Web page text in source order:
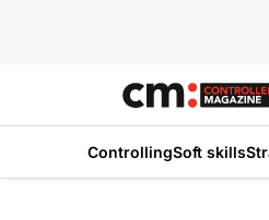
ControllingSoft skills